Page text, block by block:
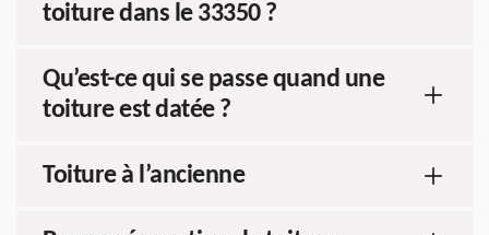
toiture dans le 33350 ?
Qu’est-ce qui se passe quand une
toiture est datée ?
Toiture à l’ancienne